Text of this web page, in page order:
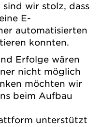
wir stolz, dass
E-
automatisierten
konnten.
Erfolge wären
nicht möglich
möchten wir
beim Aufbau
unterstützt